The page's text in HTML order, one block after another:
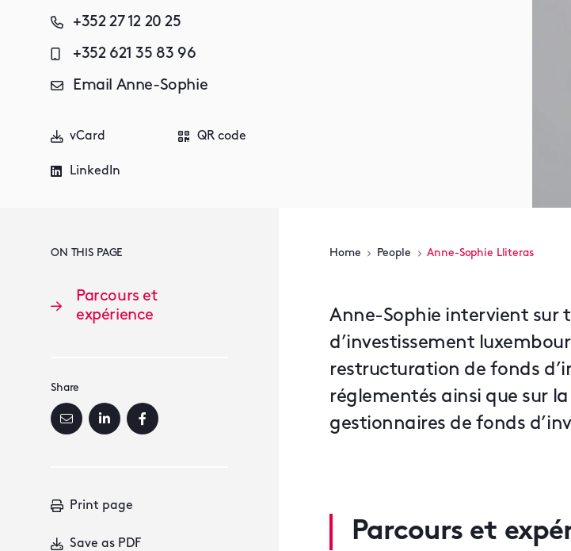
+352 27 12 20 25
+352 621 35 83 96
Email Anne-Sophie
vCard QR code
LinkedIn
ON THIS PAGE
Parcours et
expérience
Share
Print page
Save as PDF
Home People Anne-Sophie Lliteras
Anne-Sophie intervient sur
d’investissement
restructuration de fonds
réglementés ainsi que sur
gestionnaires de fonds
Parcours et